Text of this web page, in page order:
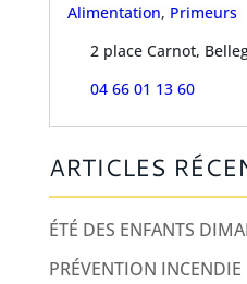
Alimentation, Primeurs
2 place Carnot,
04 66 01 13 60
ARTICLES
ÉTÉ DES ENFANTS
PRÉVENTION INCENDIE